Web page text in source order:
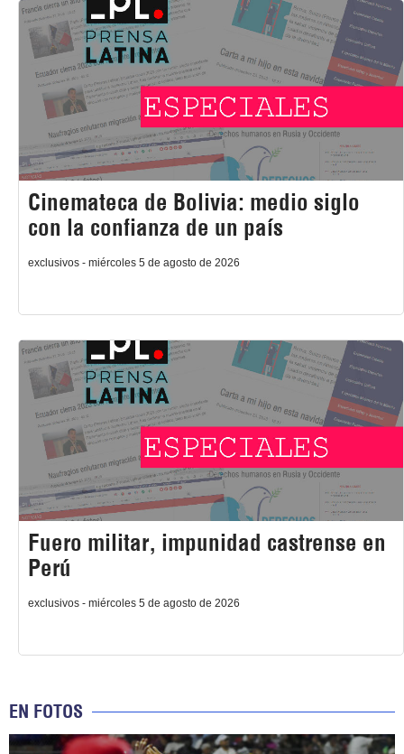
Cinemateca de Bolivia: medio siglo
con la confianza de un país
exclusivos - miércoles 5 de agosto de 2026
Fuero militar, impunidad castrense en
Perú
exclusivos - miércoles 5 de agosto de 2026
EN FOTOS